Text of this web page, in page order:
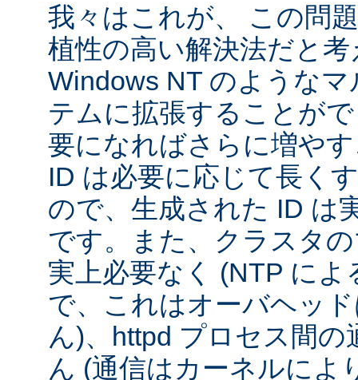
我々はこれが、 この問
植性の高い解決法だと
Windows NT のような
テムに拡張することが
要になればさらに増や
ID は必要に応じて長く
ので、生成された ID は
です。また、クラスタ
実上必要なく (NTP に
で、これはオーバヘッ
ん)、httpd プロセス間
ん (通信はカーネルによ